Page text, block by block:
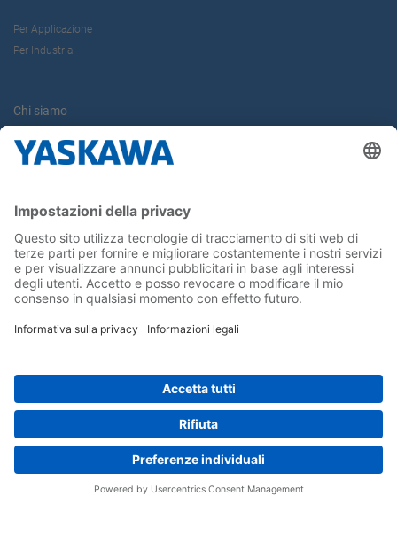
Per Applicazione
Per Industria
Chi siamo
Yaskawa Europe Gmbh
Conferma la tua presenza in Yaskawa
Seguici su...
Home Termini e Condizioni Imprint
Privacy
Cookie Choices
Whistleblowing
Informativa per clienti
Yaskawa Italia S.r.l. P.I. e C.F. 02235150360 - SDI A4707H7